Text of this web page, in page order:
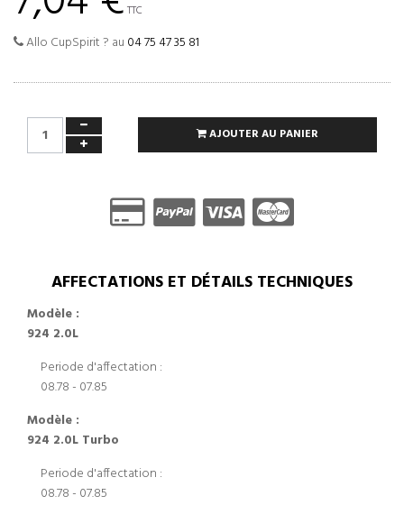
TTC
Allo CupSpirit ? au 04 75 47 35 81
AJOUTER AU PANIER
AFFECTATIONS ET DÉTAILS TECHNIQUES
Modèle :
924 2.0L
Periode d'affectation :
08.78 - 07.85
Modèle :
924 2.0L Turbo
Periode d'affectation :
08.78 - 07.85